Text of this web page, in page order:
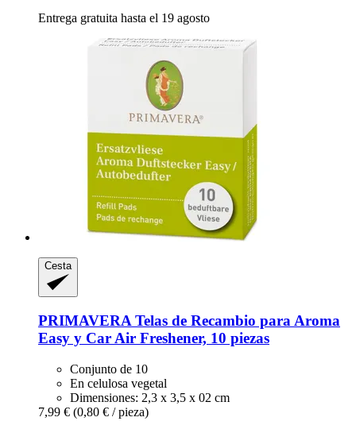
Entrega gratuita hasta el 19 agosto
Cesta
PRIMAVERA Telas de Recambio para Aroma
Easy y Car Air Freshener, 10 piezas
Conjunto de 10
En celulosa vegetal
Dimensiones: 2,3 x 3,5 x 02 cm
7,99 € (0,80 € / pieza)